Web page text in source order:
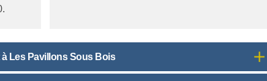
Les Pavillons Sous Bois